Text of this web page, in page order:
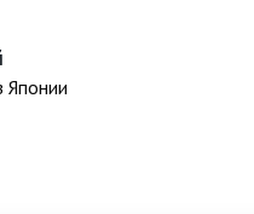
Японии